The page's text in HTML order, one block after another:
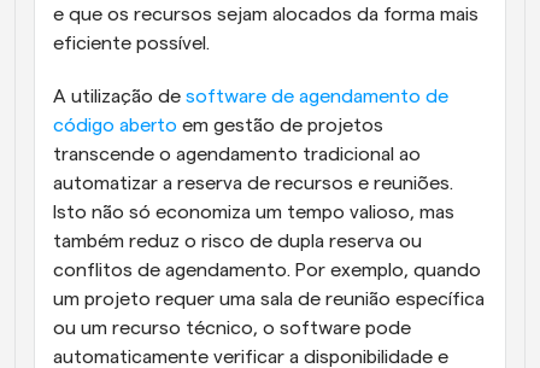
e que os recursos sejam alocados da forma mais
eficiente possível.
A utilização de software de agendamento de
código aberto em gestão de projetos
transcende o agendamento tradicional ao
automatizar a reserva de recursos e reuniões.
Isto não só economiza um tempo valioso, mas
também reduz o risco de dupla reserva ou
conflitos de agendamento. Por exemplo, quando
um projeto requer uma sala de reunião específica
ou um recurso técnico, o software pode
automaticamente verificar a disponibilidade e